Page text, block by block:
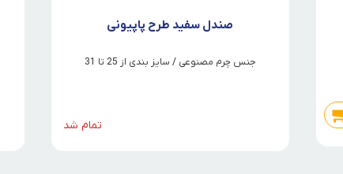
صندل سفید طرح پاپیونی
جنس چرم مصنوعی / سایز بندی از 25 تا 31
تمام شد